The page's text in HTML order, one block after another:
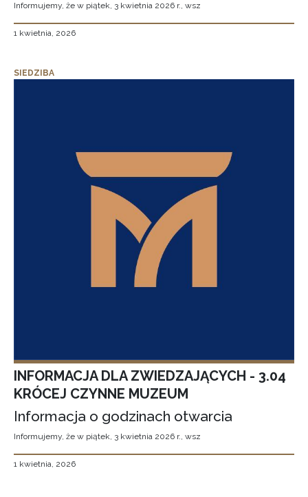
Informujemy, że w piątek, 3 kwietnia 2026 r., wsz
1 kwietnia, 2026
SIEDZIBA
INFORMACJA DLA ZWIEDZAJĄCYCH - 3.04
KRÓCEJ CZYNNE MUZEUM
Informacja o godzinach otwarcia
Informujemy, że w piątek, 3 kwietnia 2026 r., wsz
1 kwietnia, 2026